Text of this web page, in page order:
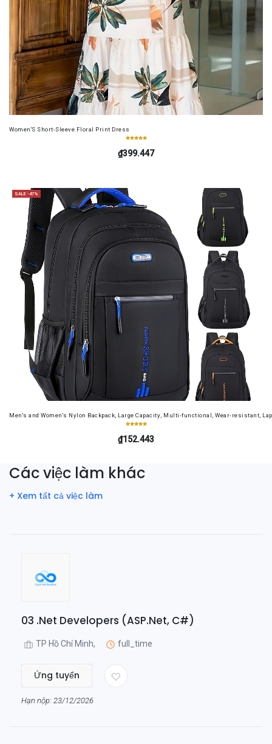
Women'S Short-Sleeve Floral Print Dress
₫399.447
SALE -47%
Men's and Women's Nylon Backpack, Large Capacity, Multi-functional, Wear-resistant,
₫152.443
Các việc làm khác
+ Xem tất cả việc làm
03 .Net Developers (ASP.Net, C#)
TP Hồ Chí Minh, full_time
Ứng tuyển
Hạn nộp: 23/12/2026